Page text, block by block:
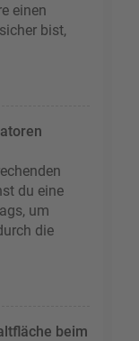
einen
bist,
du eine
um
die
beim